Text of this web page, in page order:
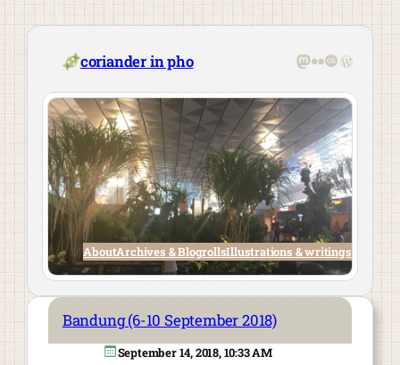
Skip
content
coriander in pho Mastodon
Flickr
Last.fm
AboutArchives & BlogrollsIllustrations & writings
Bandung (6-10 September 2018)
September 14, 2018, 10:33 AM